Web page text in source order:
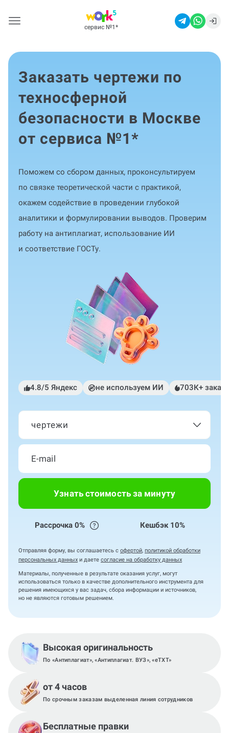
сервис №1 *
Заказать чертежи по
техносферной
безопасности в Москве
от сервиса №1*
Поможем со сбором данных, проконсультируем
по связке теоретической части с практикой,
окажем содействие в проведении глубокой
аналитики и формулировании выводов. Проверим
работу на антиплагиат, использование ИИ
и соответствие ГОСТу.
4.8/5 Яндекс не используем ИИ 703К+
чертежи
Узнать стоимость за минуту
Рассрочка 0% Кешбэк 10%
Отправляя форму, вы соглашаетесь с офертой, политикой обработки
персональных данных и даете согласие на обработку данных
Материалы, полученные в результате оказания услуг, могут
использоваться только в качестве дополнительного инструмента для
решения имеющихся у вас задач, сбора информации и источников,
но не являются готовым решением.
Высокая оригинальность
По «Антиплагиат», «Антиплагиат. ВУЗ», «eTXT»
от 4 часов
По срочным заказам выделенная линия сотрудников
Бесплатные правки